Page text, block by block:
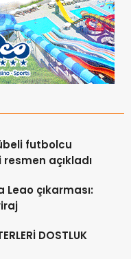
futbolcu
açıkladı
Leao çıkarması:
DOSTLUK